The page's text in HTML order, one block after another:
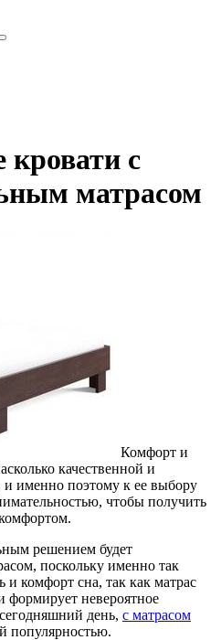
кровати с
матрасом
Комфорт и
качественной и
и именно поэтому к ее выбору
чтобы получить
решением будет
поскольку именно так
и комфорт сна, так как матрас
формирует невероятное
день, с матрасом
популярностью.